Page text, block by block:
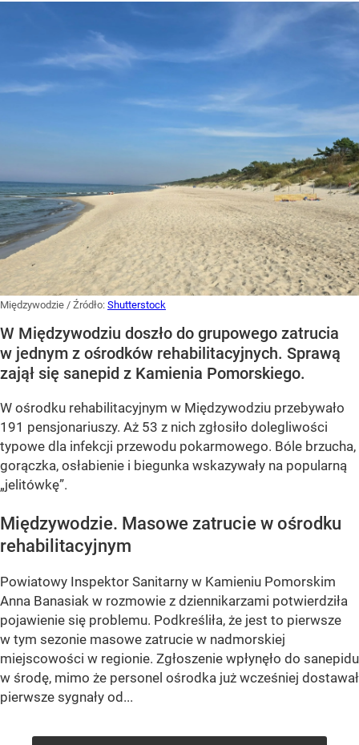
Międzywodzie / Źródło: Shutterstock
W Międzywodziu doszło do grupowego zatrucia
w jednym z ośrodków rehabilitacyjnych. Sprawą
zajął się sanepid z Kamienia Pomorskiego.
W ośrodku rehabilitacyjnym w Międzywodziu przebywało
191 pensjonariuszy. Aż 53 z nich zgłosiło dolegliwości
typowe dla infekcji przewodu pokarmowego. Bóle brzucha,
gorączka, osłabienie i biegunka wskazywały na popularną
„jelitówkę”.
Międzywodzie. Masowe zatrucie w ośrodku
rehabilitacyjnym
Powiatowy Inspektor Sanitarny w Kamieniu Pomorskim
Anna Banasiak w rozmowie z dziennikarzami potwierdziła
pojawienie się problemu. Podkreśliła, że jest to pierwsze
w tym sezonie masowe zatrucie w nadmorskiej
miejscowości w regionie. Zgłoszenie wpłynęło do sanepidu
w środę, mimo że personel ośrodka już wcześniej dostawał
pierwsze sygnały od...